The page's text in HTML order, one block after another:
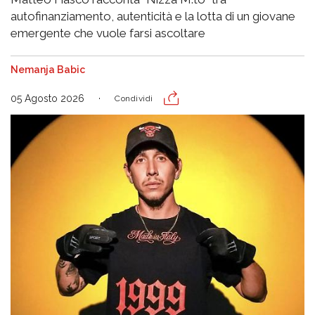
autofinanziamento, autenticità e la lotta di un giovane
emergente che vuole farsi ascoltare
Nemanja Babic
05 Agosto 2026 Condividi